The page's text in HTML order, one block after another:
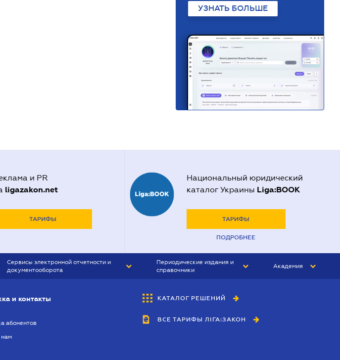
УЗНАТЬ БОЛЬШЕ
и PR
ligazakon.net
ТАРИФЫ
Национальный юридический
каталог Украины Liga:BOOK
ТАРИФЫ
ПОДРОБНЕЕ
Сервисы электронной отчетности и
документооборота
Периодические издания и
справочники
БУХГАЛТЕР&ЗАКОН
ВЕСТНИК МСФО
Академия
и контакты
абонентов
КАТАЛОГ РЕШЕНИЙ
ВСЕ ТАРИФЫ ЛІГА:ЗАКОН